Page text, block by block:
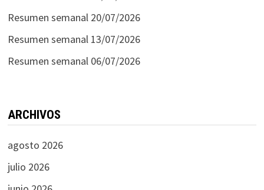
Resumen semanal 20/07/2026
Resumen semanal 13/07/2026
Resumen semanal 06/07/2026
ARCHIVOS
agosto 2026
julio 2026